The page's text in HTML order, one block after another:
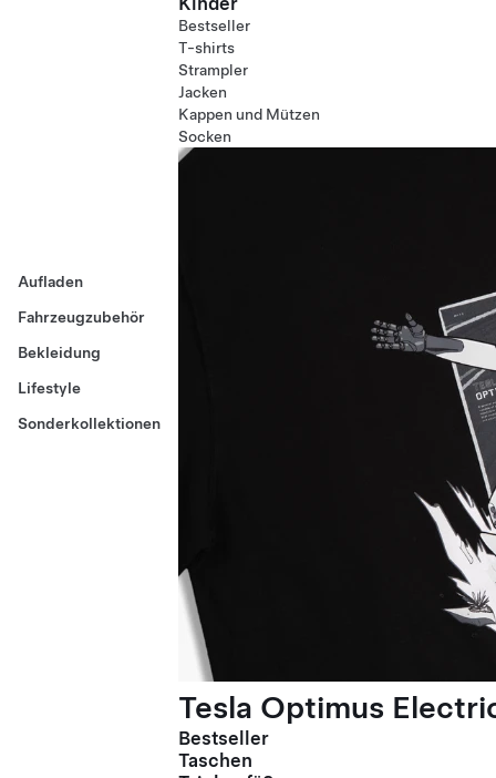
Aufladen
Fahrzeugzubehör
Bekleidung
Lifestyle
Sonderkollektionen
Bestseller
T-shirts
Strampler
Jacken
Kappen und Mützen
Socken
Tesla Optimus
Bestseller
Taschen